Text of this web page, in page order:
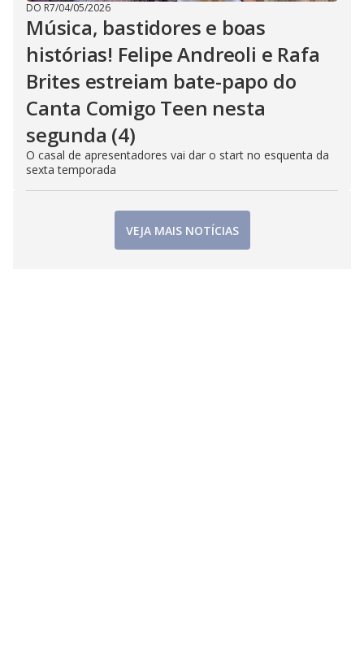
DO R7/04/05/2026
Música, bastidores e boas
histórias! Felipe Andreoli e Rafa
Brites estreiam bate-papo do
Canta Comigo Teen nesta
segunda (4)
O casal de apresentadores vai dar o start no esquenta da
sexta temporada
VEJA MAIS NOTÍCIAS